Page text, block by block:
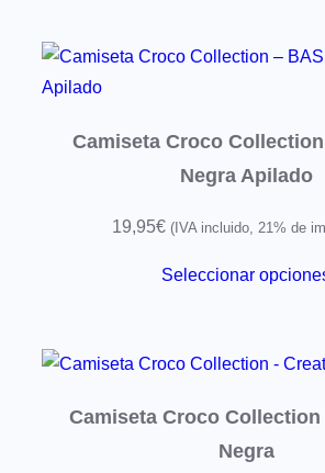
Camiseta Croco
Negra Apilado
19,95€ (IVA incluido, 21% de
Seleccionar
Camiseta Croco Collection
Negra